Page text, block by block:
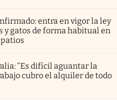
entra en vigor la ley
gatos de forma habitual en
“Es difícil aguantar la
cubro el alquiler de todo